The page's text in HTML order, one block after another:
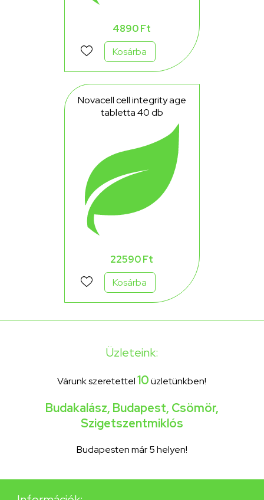
4890 Ft
Kosárba
Novacell cell integrity age
tabletta 40 db
22590 Ft
Kosárba
Üzleteink:
Várunk szeretettel10üzletünkben!
Budakalász, Budapest, Csömör,
Szigetszentmiklós
Budapesten már 5 helyen!